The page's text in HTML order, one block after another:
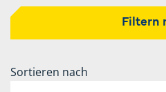
Filtern
Sortieren nach